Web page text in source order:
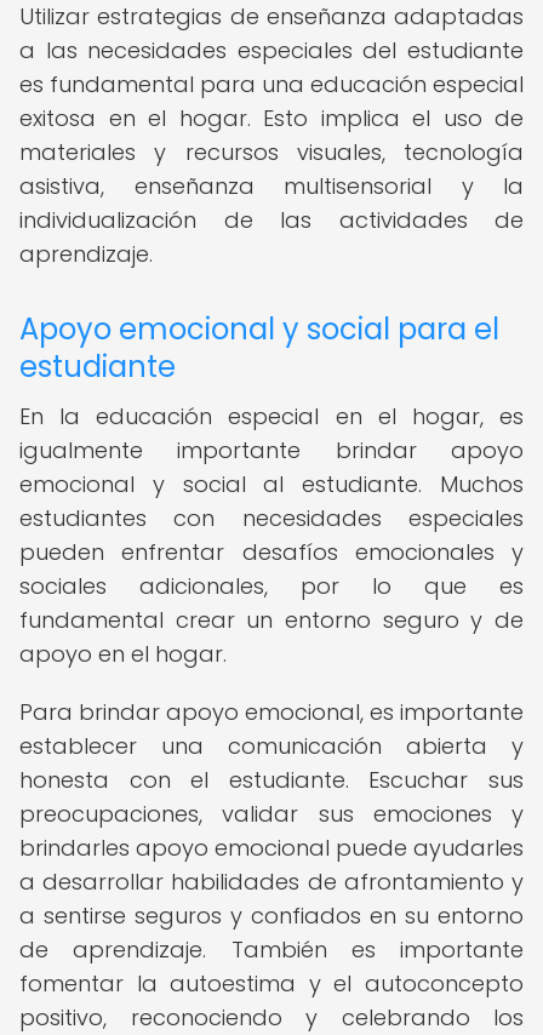
Utilizar estrategias de enseñanza adaptadas
a las necesidades especiales del estudiante
es fundamental para una educación especial
exitosa en el hogar. Esto implica el uso de
materiales y recursos visuales, tecnología
asistiva, enseñanza multisensorial y la
individualización de las actividades de
aprendizaje.
Apoyo emocional y social para el
estudiante
En la educación especial en el hogar, es
igualmente importante brindar apoyo
emocional y social al estudiante. Muchos
estudiantes con necesidades especiales
pueden enfrentar desafíos emocionales y
sociales adicionales, por lo que es
fundamental crear un entorno seguro y de
apoyo en el hogar.
Para brindar apoyo emocional, es importante
establecer una comunicación abierta y
honesta con el estudiante. Escuchar sus
preocupaciones, validar sus emociones y
brindarles apoyo emocional puede ayudarles
a desarrollar habilidades de afrontamiento y
a sentirse seguros y confiados en su entorno
de aprendizaje. También es importante
fomentar la autoestima y el autoconcepto
positivo, reconociendo y celebrando los